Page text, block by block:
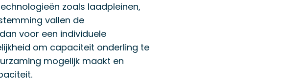
zoals laadpleinen,
vallen de
voor een individuele
om capaciteit onderling te
mogelijk maakt en